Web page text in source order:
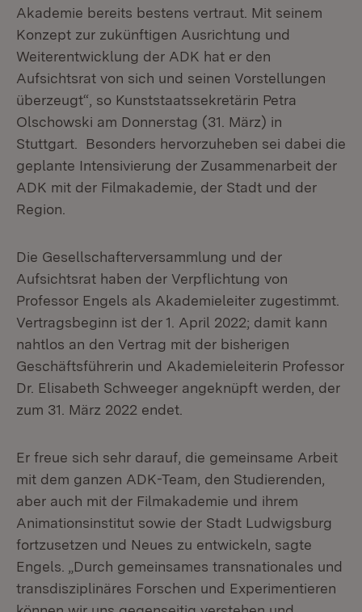
Akademie bereits bestens vertraut. Mit seinem
Konzept zur zukünftigen Ausrichtung und
Weiterentwicklung der ADK hat er den
Aufsichtsrat von sich und seinen Vorstellungen
überzeugt“, so Kunststaatssekretärin Petra
Olschowski am Donnerstag (31. März) in
Stuttgart. Besonders hervorzuheben sei dabei die
geplante Intensivierung der Zusammenarbeit der
ADK mit der Filmakademie, der Stadt und der
Region.
Die Gesellschafterversammlung und der
Aufsichtsrat haben der Verpflichtung von
Professor Engels als Akademieleiter zugestimmt.
Vertragsbeginn ist der 1. April 2022; damit kann
nahtlos an den Vertrag mit der bisherigen
Geschäftsführerin und Akademieleiterin Professor
Dr. Elisabeth Schweeger angeknüpft werden, der
zum 31. März 2022 endet.
Er freue sich sehr darauf, die gemeinsame Arbeit
mit dem ganzen ADK-Team, den Studierenden,
aber auch mit der Filmakademie und ihrem
Animationsinstitut sowie der Stadt Ludwigsburg
fortzusetzen und Neues zu entwickeln, sagte
Engels. „Durch gemeinsames transnationales und
transdisziplinäres Forschen und Experimentieren